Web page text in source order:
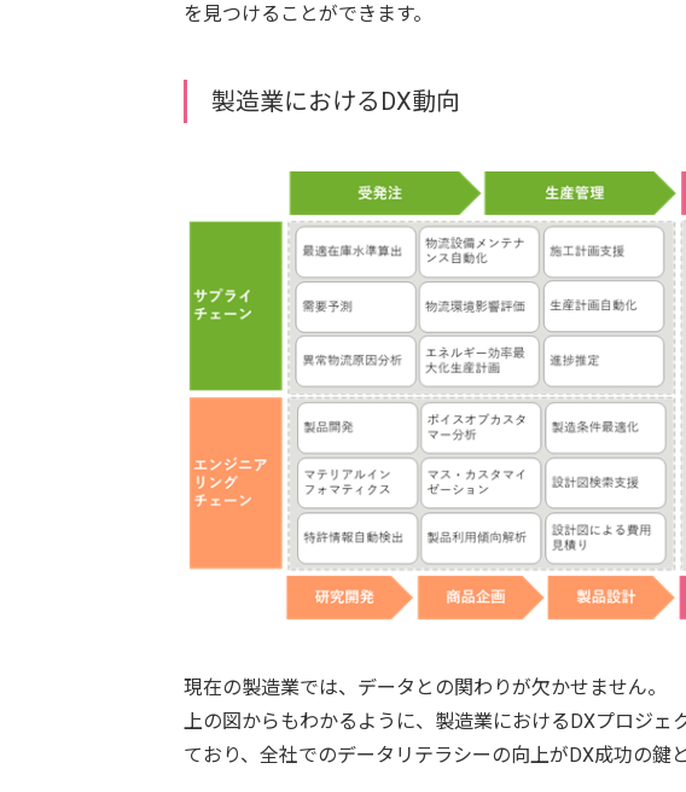
を見つけることができます。
製造業におけるDX動向
現在の製造業では、データとの関わりが欠かせません。
上の図からもわかるように、製造業におけるDXプロジ
ており、全社でのデータリテラシーの向上がDX成功の鍵と